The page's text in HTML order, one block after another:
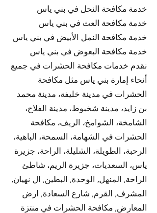
خدمة مكافحة النحل في بني ياس
خدمة مكافحة العث في بني ياس
خدمة مكافحة النمل الأبيض في بني ياس
خدمة مكافحة البعوض في بني ياس
نقدم خدمات مكافحة الحشرات في جميع
أنحاء إمارة بني ياس مثل مكافحة
الحشرات في مدينة خليفة، مدينة محمد
بن زايد، مدينة شخبوط، مدينة الفلاح،
الشامخة، الشوامخ، الريف، مكافحة
الحشرات في الشهامة، السمحة، الباهية،
الرحبة، الطويلة، الشليلة، الراحة، جزيرة
ياس، السعديات، جزيرة الريم، شاطئ
الراحة, المنهل, الوحدة, البطين, ال نهيان,
المشرف, القرم, شارع السعادة, ارض
المعارض, مكافحة الحشرات في منتزة